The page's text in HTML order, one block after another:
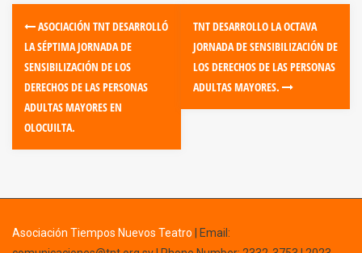
ASOCIACIÓN TNT DESARROLLÓ
LA SÉPTIMA JORNADA DE
SENSIBILIZACIÓN DE LOS
DERECHOS DE LAS PERSONAS
ADULTAS MAYORES EN
OLOCUILTA.
TNT DESARROLLO LA OCTAVA
JORNADA DE SENSIBILIZACIÓN DE
LOS DERECHOS DE LAS PERSONAS
ADULTAS MAYORES.
Asociación Tiempos Nuevos Teatro
Email: